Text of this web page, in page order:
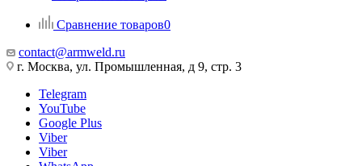
Сравнение товаров0
contact@armweld.ru
г. Москва, ул. Промышленная, д 9, стр. 3
Telegram
YouTube
Google Plus
Viber
Viber